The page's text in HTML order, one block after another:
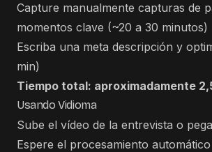
Capture manualmente capturas de
momentos clave (~20 a 30 minutos)
Escriba una meta descripción y
min)
Tiempo total: aproximadamente
Usando Vidioma
Sube el vídeo de la entrevista o
Espere el procesamiento